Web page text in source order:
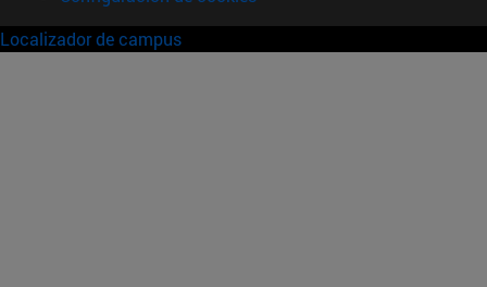
Localizador de campus